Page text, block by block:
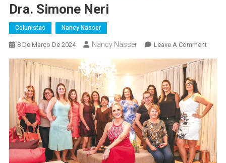
Dra. Simone Neri
Colunistas Nancy Nasser
8 De Março De 2024 Nancy Nasser Leave A CommentOn